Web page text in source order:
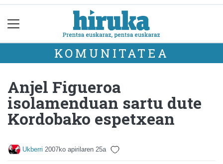
KOMUNITATEA
Anjel Figueroa
isolamenduan sartu dute
Kordobako espetxean
Ukberri 2007ko apirilaren 25a